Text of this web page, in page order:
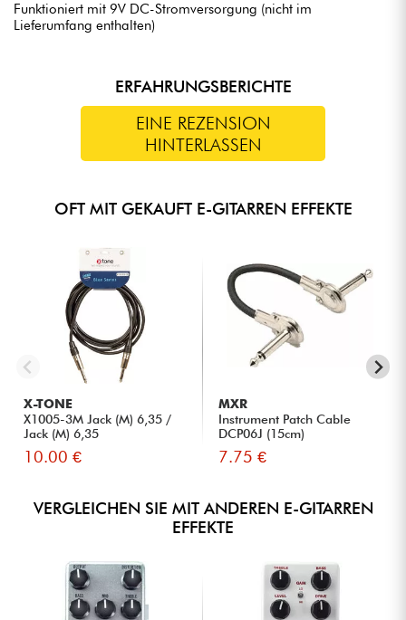
Funktioniert mit 9V DC-Stromversorgung (nicht im
Lieferumfang enthalten)
ERFAHRUNGSBERICHTE
EINE REZENSION
HINTERLASSEN
OFT MIT GEKAUFT E-GITARREN EFFEKTE
X-TONE
X1005-3M Jack (M) 6,35 /
Jack (M) 6,35
10.00 €
MXR
Instrument Patch Cable
DCP06J (15cm)
7.75 €
VERGLEICHEN SIE MIT ANDEREN E-GITARREN
EFFEKTE